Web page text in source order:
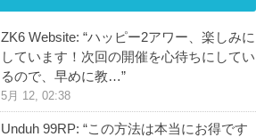
ZK6 Website: “ハッピー2アワー、楽しみに
しています！次回の開催を心待ちにしてい
るので、早めに教…”
5月 12, 02:38
Unduh 99RP: “この方法は本当にお得です